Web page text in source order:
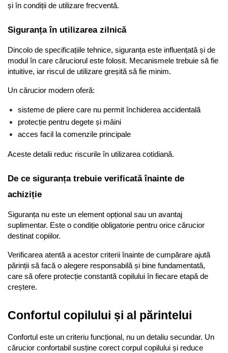
și în condiții de utilizare frecventă.
Siguranța în utilizarea zilnică
Dincolo de specificațiile tehnice, siguranța este influențată și de
modul în care căruciorul este folosit. Mecanismele trebuie să fie
intuitive, iar riscul de utilizare greșită să fie minim.
Un cărucior modern oferă:
sisteme de pliere care nu permit închiderea accidentală
protecție pentru degete și mâini
acces facil la comenzile principale
Aceste detalii reduc riscurile în utilizarea cotidiană.
De ce siguranța trebuie verificată înainte de
achiziție
Siguranța nu este un element opțional sau un avantaj
suplimentar. Este o condiție obligatorie pentru orice cărucior
destinat copiilor.
Verificarea atentă a acestor criterii înainte de cumpărare ajută
părinții să facă o alegere responsabilă și bine fundamentată,
care să ofere protecție constantă copilului în fiecare etapă de
creștere.
Confortul copilului și al părintelui
Confortul este un criteriu funcțional, nu un detaliu secundar. Un
cărucior confortabil susține corect corpul copilului și reduce